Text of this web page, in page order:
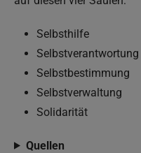
Selbsthilfe
Selbstverantwortung
Selbstbestimmung
Selbstverwaltung
Solidarität
Quellen